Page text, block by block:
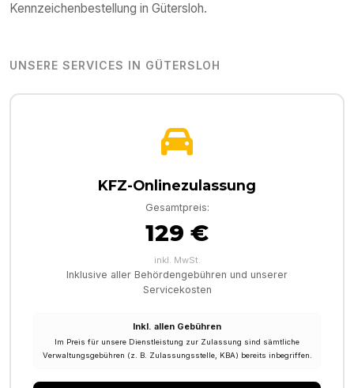
Kennzeichenbestellung in Gütersloh.
UNSERE SERVICES IN GÜTERSLOH
KFZ-Onlinezulassung
Gesamtpreis:
129 €
inkl. MwSt.
Inklusive aller Behördengebühren und unserer
Servicekosten
Inkl. allen Gebühren
Im Preis für unsere Dienstleistung zur Zulassung sind sämtliche
Verwaltungsgebühren (z. B. Zulassungsstelle, KBA) bereits inbegriffen.